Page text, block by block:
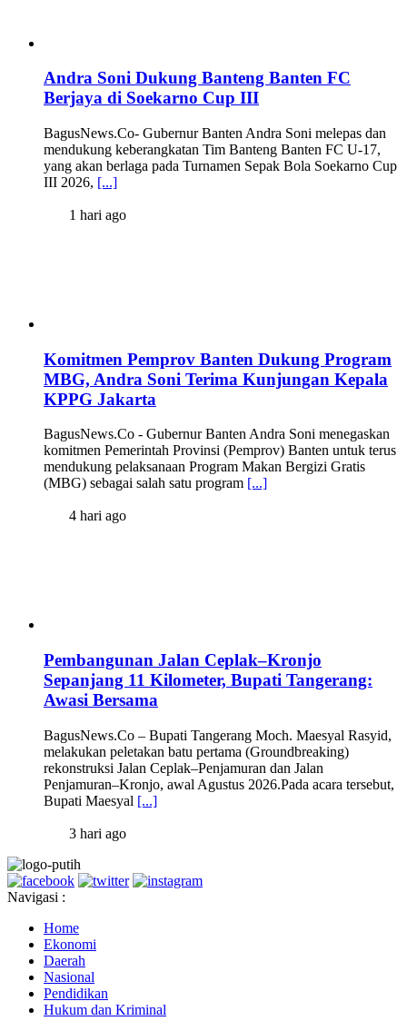
Andra Soni Dukung Banteng Banten FC
Berjaya di Soekarno Cup III
BagusNews.Co- Gubernur Banten Andra Soni melepas dan
mendukung keberangkatan Tim Banteng Banten FC U-17,
yang akan berlaga pada Turnamen Sepak Bola Soekarno Cup
III 2026, [...]
1 hari ago
Komitmen Pemprov Banten Dukung Program
MBG, Andra Soni Terima Kunjungan Kepala
KPPG Jakarta
BagusNews.Co - Gubernur Banten Andra Soni menegaskan
komitmen Pemerintah Provinsi (Pemprov) Banten untuk terus
mendukung pelaksanaan Program Makan Bergizi Gratis
(MBG) sebagai salah satu program [...]
4 hari ago
Pembangunan Jalan Ceplak–Kronjo
Sepanjang 11 Kilometer, Bupati Tangerang:
Awasi Bersama
BagusNews.Co – Bupati Tangerang Moch. Maesyal Rasyid,
melakukan peletakan batu pertama (Groundbreaking)
rekonstruksi Jalan Ceplak–Penjamuran dan Jalan
Penjamuran–Kronjo, awal Agustus 2026.Pada acara tersebut,
Bupati Maesyal [...]
3 hari ago
Navigasi :
Home
Ekonomi
Daerah
Nasional
Pendidikan
Hukum dan Kriminal